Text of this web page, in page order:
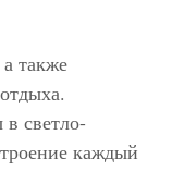
также
светло-
каждый